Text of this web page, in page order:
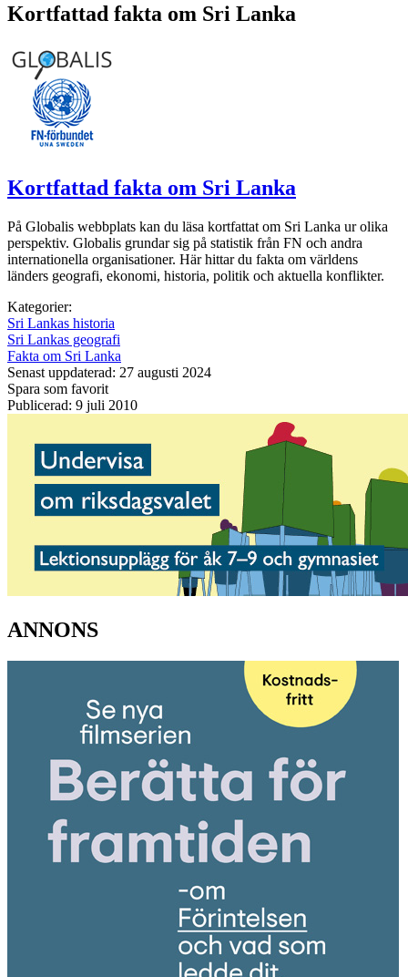
Kortfattad fakta om Sri Lanka
Kortfattad fakta om Sri Lanka
På Globalis webbplats kan du läsa kortfattat om Sri Lanka ur olika
perspektiv. Globalis grundar sig på statistik från FN och andra
internationella organisationer. Här hittar du fakta om världens
länders geografi, ekonomi, historia, politik och aktuella konflikter.
Kategorier:
Sri Lankas historia
Sri Lankas geografi
Fakta om Sri Lanka
Senast uppdaterad: 27 augusti 2024
Spara som favorit
Publicerad: 9 juli 2010
ANNONS